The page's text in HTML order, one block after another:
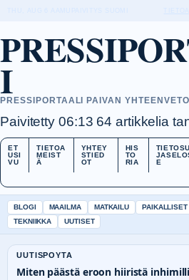
I
PRESSIPORTAALI PAIVAN YHTEENVETO
Paivitetty 06:13 64 artikkelia
ET
USI
VU
TIETOA
MEIST
Ä
YHTEY
STIED
OT
HIS
TO
RIA
E
BLOGI MAAILMA MATKAILU PAIKALLISET
TEKNIIKKA
UUTISET
UUTISPOYTA